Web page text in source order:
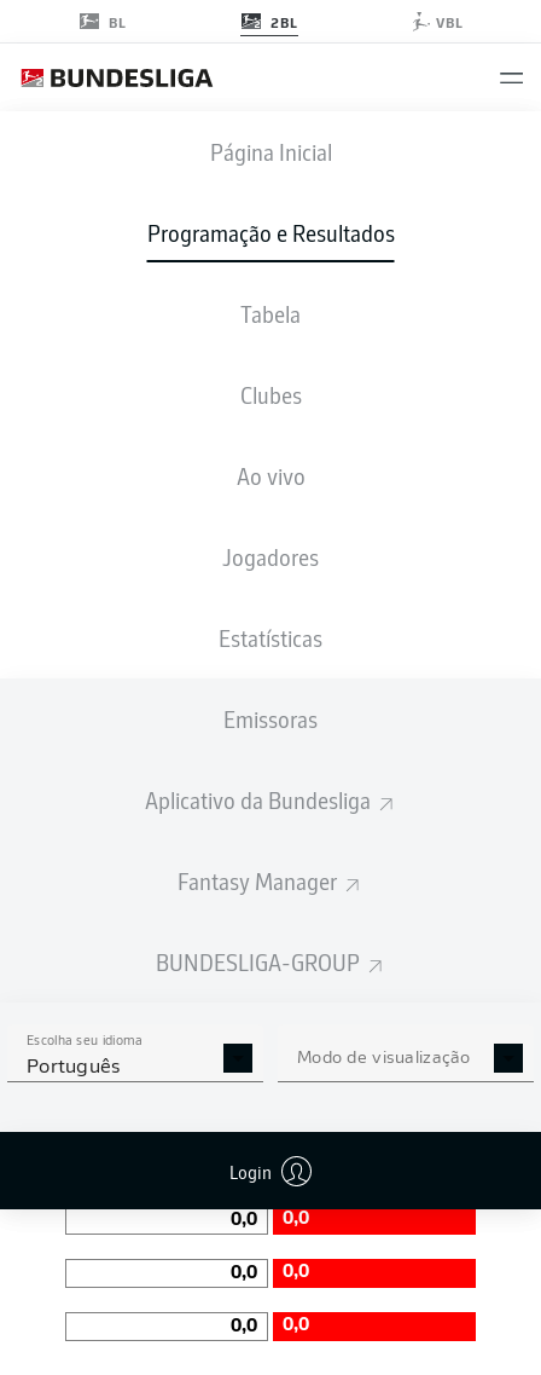
BL 2BL VBL
Página Inicial
Programação e Resultados
Tabela
Clubes
Ao vivo
Jogadores
Estatísticas
Emissoras
Aplicativo da Bundesliga
Fantasy Manager
BUNDESLIGA-GROUP
Escolha seu idioma
Português Modo de visualização
Login
H96 FCE
ESCALAÇÕES
0
0 % Precisão 0 %
EFICIÊNCIA DE PASSES
0,0 0,0
0,0 0,0
0,0 0,0